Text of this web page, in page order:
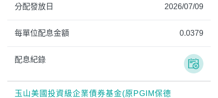
分配發放日 2026/07/09
每單位配息金額 0.0379
配息紀錄
玉山美國投資級企業債券基金(原PGIM保德